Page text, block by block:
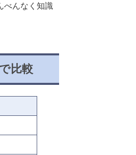
べんなく知識
比較